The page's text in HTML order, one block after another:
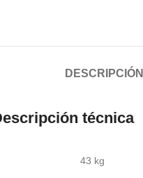
DESCRIPCIÓN
técnica
43 kg